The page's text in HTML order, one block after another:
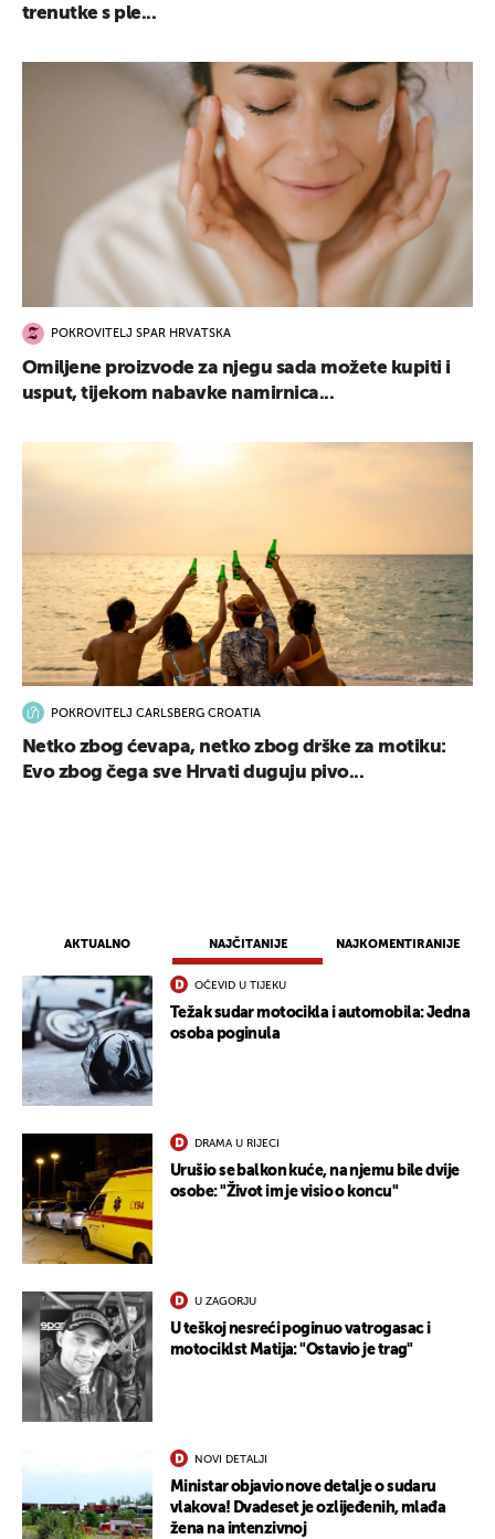
AKTUALNO NAJČITANIJE NAJKOMENTIRANIJE
OČEVID U TIJEKU
Težak sudar motocikla i automobila: Jedna
osoba poginula
DRAMA U RIJECI
Urušio se balkon kuće, na njemu bile dvije
osobe: "Život im je visio o koncu"
U ZAGORJU
U teškoj nesreći poginuo vatrogasac i
motociklst Matija: "Ostavio je trag"
NOVI DETALJI
Ministar objavio nove detalje o sudaru
vlakova! Dvadeset je ozlijeđenih, mlađa
žena na intenzivnoj
trenutke s ple...
POKROVITELJ SPAR HRVATSKA
Omiljene proizvode za njegu sada možete kupiti i
usput, tijekom nabavke namirnica...
POKROVITELJ CARLSBERG CROATIA
Netko zbog ćevapa, netko zbog drške za motiku:
Evo zbog čega sve Hrvati duguju pivo...